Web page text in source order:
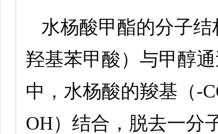
水杨酸甲酯的分子结
羟基苯甲酸）与甲醇
中，水杨酸的羧基（-
OH）结合，脱去一分